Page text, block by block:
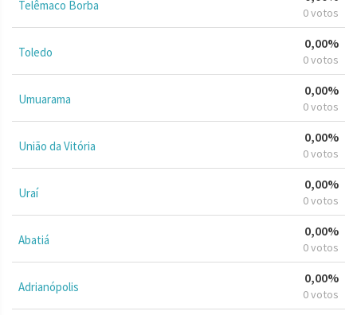
Telêmaco Borba 0 votos
Toledo
0,00%
0 votos
Umuarama
0,00%
0 votos
União da Vitória
0,00%
0 votos
Uraí
0,00%
0 votos
Abatiá
0,00%
0 votos
Adrianópolis
0,00%
0 votos